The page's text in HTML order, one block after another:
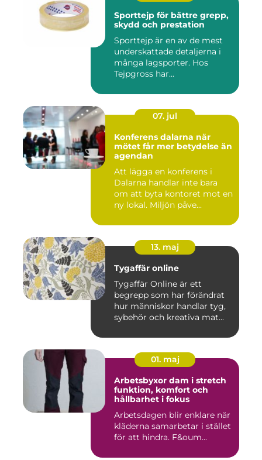
Sporttejp för bättre grepp,
skydd och prestation
Sporttejp är en av de mest
underskattade detaljerna i
många lagsporter. Hos
Tejpgross har...
07. jul
Konferens dalarna när
mötet får mer betydelse än
agendan
Att lägga en konferens i
Dalarna handlar inte bara
om att byta kontoret mot en
ny lokal. Miljön påve...
13. maj
Tygaffär online
Tygaffär Online är ett
begrepp som har förändrat
hur människor handlar tyg,
sybehör och kreativa mat...
01. maj
Arbetsbyxor dam i stretch
funktion, komfort och
hållbarhet i fokus
Arbetsdagen blir enklare när
kläderna samarbetar i stället
för att hindra. F&oum...